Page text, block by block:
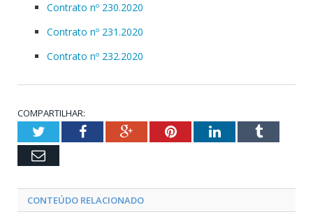
Contrato nº 230.2020
Contrato nº 231.2020
Contrato nº 232.2020
COMPARTILHAR:
TwitterFacebookGoogle+PinterestLinkedInTumblr
Email
CONTEÚDO RELACIONADO